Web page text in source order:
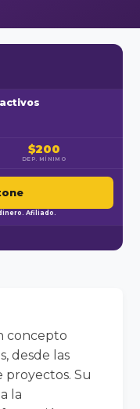
$200
DEP. MÍNIMO
Afiliado.
concepto
desde las
proyectos. Su
la